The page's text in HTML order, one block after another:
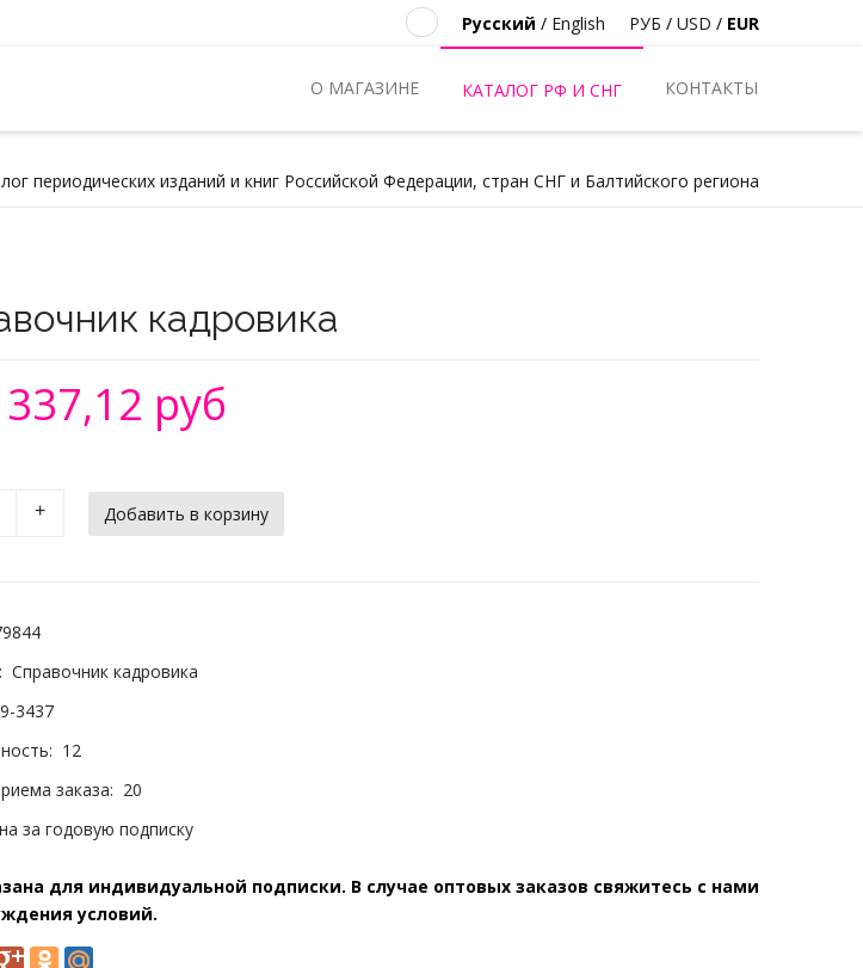
РУБ / USD / EUR
Русский / English
О МАГАЗИНЕ КАТАЛОГ РФ И СНГ КОНТАКТЫ
периодических изданий и книг Российской Федерации, стран СНГ и Балтийского региона
кадровика
руб
+
Справочник кадровика
3437
12
заказа: 20
за годовую подписку
для индивидуальной подписки. В случае оптовых заказов свяжитесь с нами
условий.